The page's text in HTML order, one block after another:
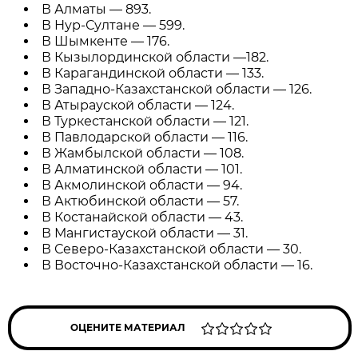
В Алматы — 893.
В Нур-Султане — 599.
В Шымкенте — 176.
В Кызылординской области —182.
В Карагандинской области — 133.
В Западно-Казахстанской области — 126.
В Атырауской области — 124.
В Туркестанской области — 121.
В Павлодарской области — 116.
В Жамбылской области — 108.
В Алматинской области — 101.
В Акмолинской области — 94.
В Актюбинской области — 57.
В Костанайской области — 43.
В Мангистауской области — 31.
В Северо-Казахстанской области — 30.
В Восточно-Казахстанской области — 16.
ОЦЕНИТЕ МАТЕРИАЛ